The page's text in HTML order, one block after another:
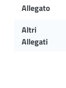
Allegato
Altri
Allegati